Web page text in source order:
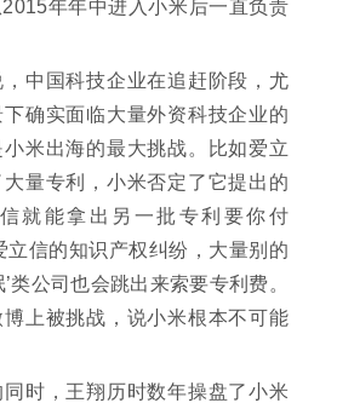
年年中进入小米后一直负责
中国科技企业在追赶阶段，尤
确实面临大量外资科技企业的
米出海的最大挑战。比如爱立
量专利，小米否定了它提出的
就能拿出另一批专利要你付
立信的知识产权纠纷，大量别的
类公司也会跳出来索要专利费。
上被挑战，说小米根本不可能
时，王翔历时数年操盘了小米